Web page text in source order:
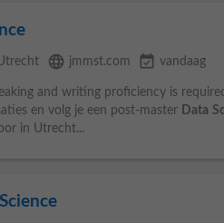
language jmmst.com event_available vandaag
and writing proficiency is
en volg je een post-master Data
in Utrecht...